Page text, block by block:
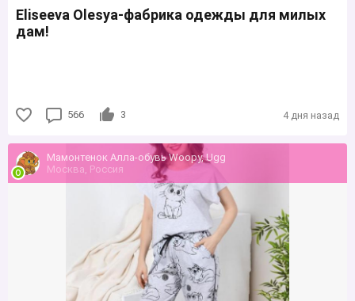
Еliseeva Olesya-фабрика одежды для милых
дам!
566 3 4 дня назад
Мамонтенок Алла-обувь Woopy, Ugg
Москва, Россия